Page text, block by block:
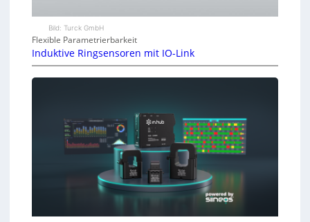
Bild: Turck GmbH
Flexible Parametrierbarkeit
Induktive Ringsensoren mit IO-Link